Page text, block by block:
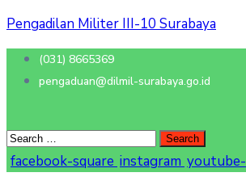
Pengadilan Militer III-10 Surabaya
(031) 8665369
pengaduan@dilmil-surabaya.go.id
facebook-square instagram